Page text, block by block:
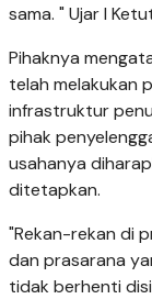
sama. " Ujar I
Pihaknya
telah melakukan
infrastruktur
pihak
usahanya
ditetapkan.
"Rekan-rekan di
dan prasarana
tidak berhenti